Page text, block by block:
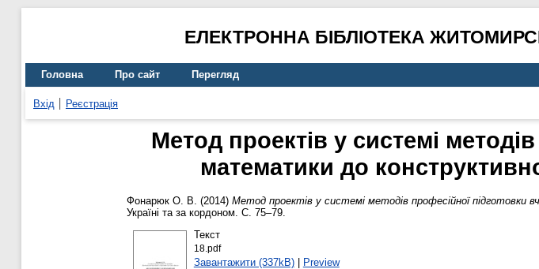
ЕЛЕКТРОННА БІБЛІОТЕКА
Головна Про сайт Перегляд
Вхід Реєстрація
Метод проектів у системі
математики до
Фонарюк О. В. (2014) Метод проектів у системі методів професійної підготовки
Україні та за кордоном. С. 75–79.
Текст
18.pdf
Завантажити (337kB)| Preview